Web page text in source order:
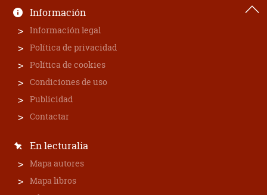
Información
Información legal
Política de privacidad
Política de cookies
Condiciones de uso
Publicidad
Contactar
En lecturalia
Mapa autores
Mapa libros